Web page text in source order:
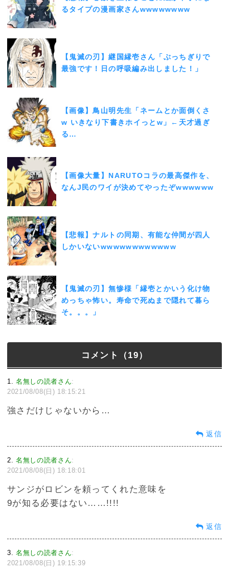
るタイプの漫画家さんwwwwwwww
【鬼滅の刃】継国縁壱さん「ぶっちぎりで
最強です！日の呼吸編み出しました！」
【画像】鳥山明先生「ネームとか面倒くさ
w いきなり下書きホイっとw」←天才過ぎ
る…
【画像大量】NARUTOコラの最高傑作を、
なんJ民のワイが決めてやったぞwwwwww
【悲報】ナルトの同期、有能な仲間が四人
しかいないwwwwwwwwwwww
【鬼滅の刃】無惨様「縁壱とかいう化け物
めっちゃ怖い。寿命で死ぬまで隠れて暮ら
そ。。。」
コメント（19）
1 名無しの読者さん:
2021/08/08(日) 18:15:21
強さだけじゃないから…
返信
2 名無しの読者さん:
2021/08/08(日) 18:18:01
サンジがロビンを頼ってくれた意味を
9が知る必要はない……!!!!
返信
3 名無しの読者さん:
2021/08/08(日) 19:15:39